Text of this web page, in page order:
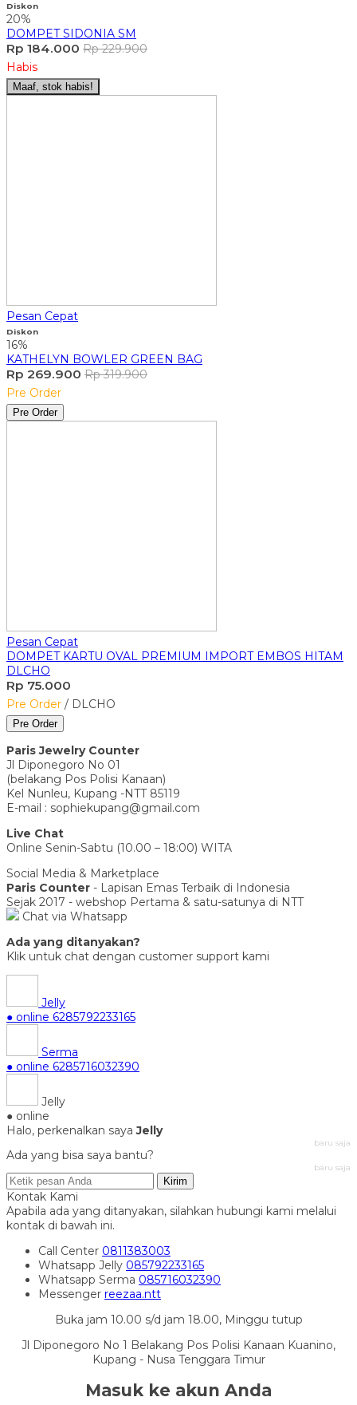
Diskon
20%
DOMPET SIDONIA SM
Rp 184.000 Rp 229.900
Habis
Maaf, stok habis!
Pesan Cepat
Diskon
16%
KATHELYN BOWLER GREEN BAG
Rp 269.900 Rp 319.900
Pre Order
Pre Order
Pesan Cepat
DOMPET KARTU OVAL PREMIUM IMPORT EMBOS HITAM
DLCHO
Rp 75.000
Pre Order / DLCHO
Pre Order
Paris Jewelry Counter
Jl Diponegoro No 01
(belakang Pos Polisi Kanaan)
Kel Nunleu, Kupang -NTT 85119
E-mail : sophiekupang@gmail.com
Live Chat
Online Senin-Sabtu (10.00 – 18:00) WITA
Social Media & Marketplace
Paris Counter - Lapisan Emas Terbaik di Indonesia
Sejak 2017 - webshop Pertama & satu-satunya di NTT
Chat via Whatsapp
Ada yang ditanyakan?
Klik untuk chat dengan customer support kami
Jelly
● online 6285792233165
Serma
● online 6285716032390
Jelly
● online
Halo, perkenalkan sayaJelly
baru saja
Ada yang bisa saya bantu?
baru saja
Kirim
Kontak Kami
Apabila ada yang ditanyakan, silahkan hubungi kami melalui
kontak di bawah ini.
Call Center 0811383003
Whatsapp Jelly 085792233165
Whatsapp Serma 085716032390
Messenger reezaa.ntt
Buka jam 10.00 s/d jam 18.00, Minggu tutup
Jl Diponegoro No 1 Belakang Pos Polisi Kanaan Kuanino,
Kupang - Nusa Tenggara Timur
Masuk ke akun Anda